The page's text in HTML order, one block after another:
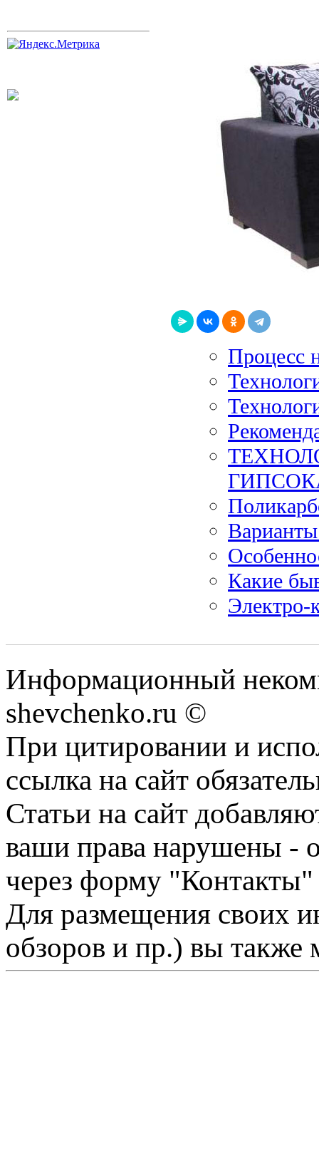
Процесс
Варианты
Какие
Электро-
Информационный
shevchenko.ru ©
При цитировании и
ссылка на сайт
Статьи на сайт
ваши права нарушены -
через форму "Контакты"
Для размещения своих
обзоров и пр.) вы также